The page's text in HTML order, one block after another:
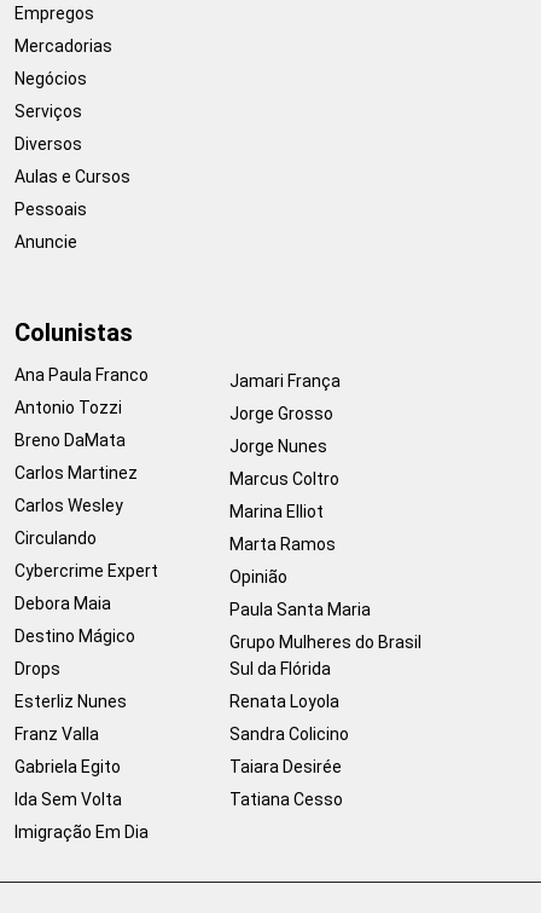
Empregos
Mercadorias
Negócios
Serviços
Diversos
Aulas e Cursos
Pessoais
Anuncie
Colunistas
Ana Paula Franco
Antonio Tozzi
Breno DaMata
Carlos Martinez
Carlos Wesley
Circulando
Cybercrime Expert
Debora Maia
Destino Mágico
Drops
Esterliz Nunes
Franz Valla
Gabriela Egito
Ida Sem Volta
Imigração Em Dia
Jamari França
Jorge Grosso
Jorge Nunes
Marcus Coltro
Marina Elliot
Marta Ramos
Opinião
Paula Santa Maria
Grupo Mulheres do Brasil
Sul da Flórida
Renata Loyola
Sandra Colicino
Taiara Desirée
Tatiana Cesso